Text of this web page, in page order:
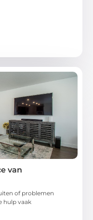
van
of problemen
hulp vaak